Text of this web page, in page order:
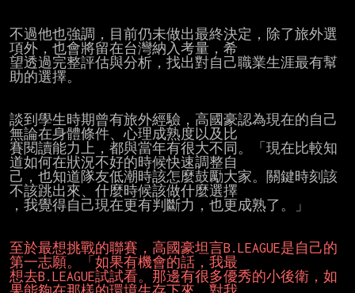
不過他也強調，目前仍未做出最終決定，除了旅外選
項外，也會將留在台灣納入考量，希
望透過完整評估與分析，找出對自己職業生涯最有幫
助的選擇。
談到學生時期曾有旅外經驗，高國豪認為現在的自己
無論在身體條件、心理成熟度以及比
賽閱讀能力上，都與當年有很大不同。「現在比較知
道如何在狀況不好的時候快速調整自
己，也知道隊友低潮時該怎麼鼓勵大家。關鍵時刻該
不該跳出來、什麼時候該做什麼選擇
，我覺得自己現在更有判斷力，也更成熟了。」
至於最想挑戰的聯賽，高國豪坦言B.LEAGUE是自己的
第一志願。「如果有機會的話，我最
想去B.LEAGUE試試看。那邊有很多優秀的小後衛，如